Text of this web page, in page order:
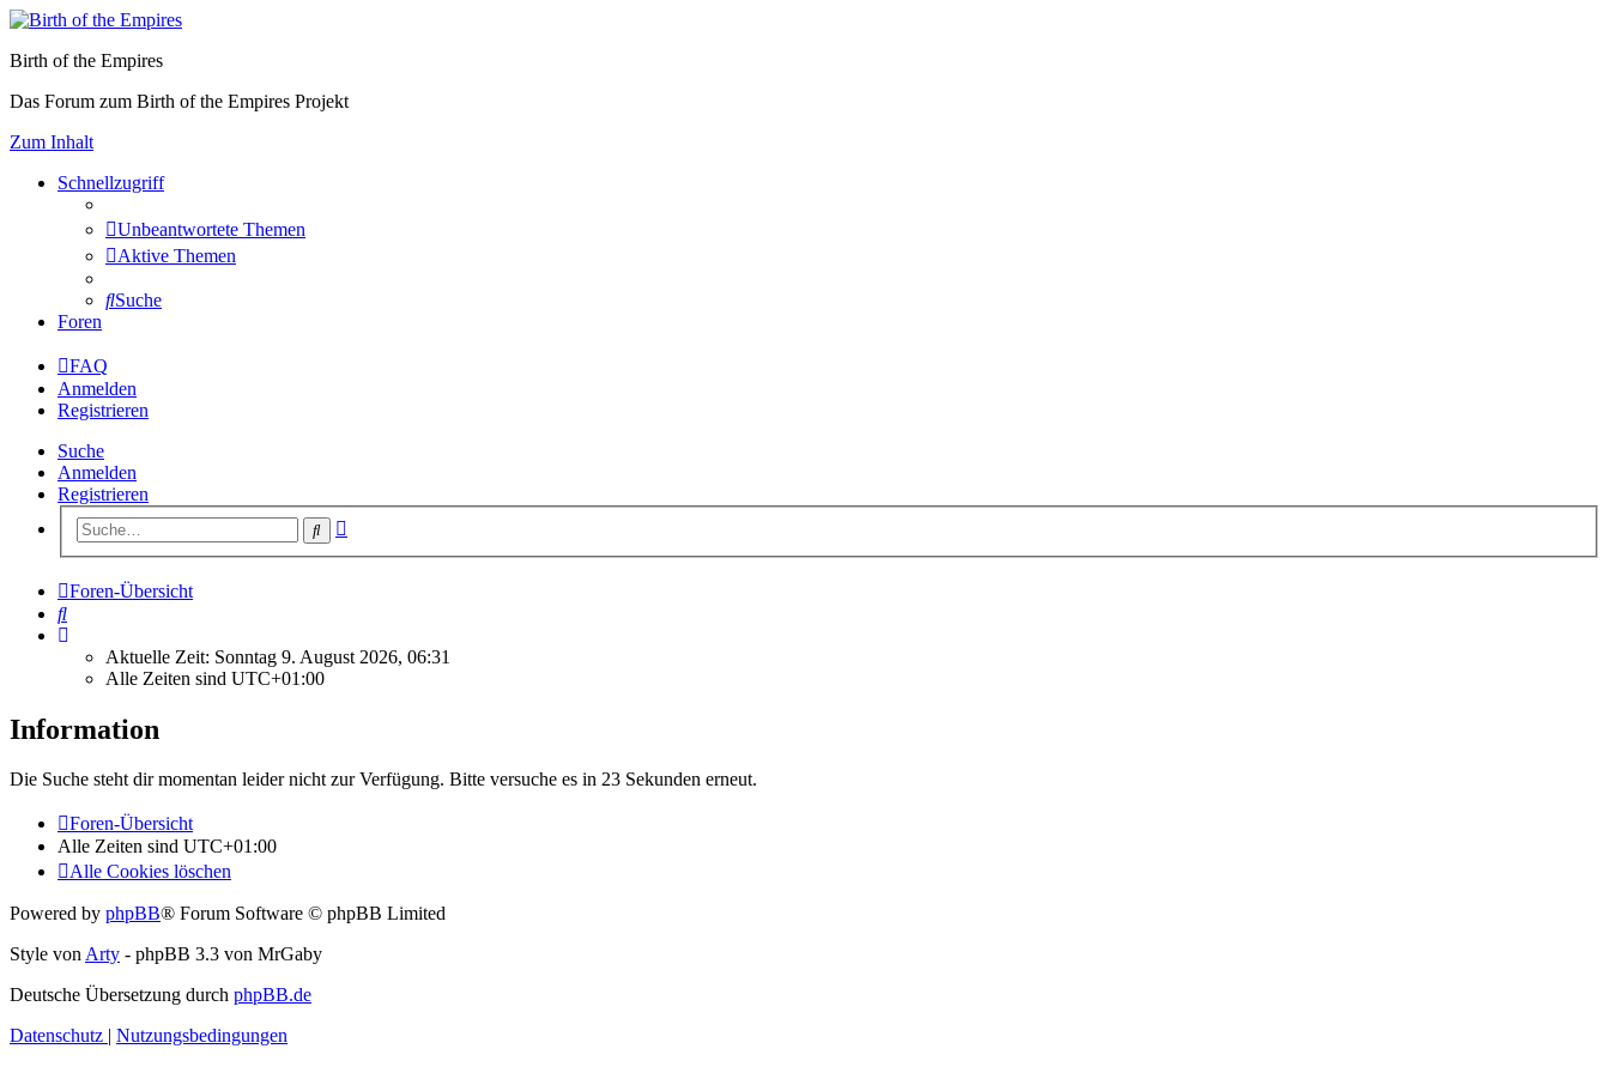
Birth of the Empires
Das Forum zum Birth of the Empires Projekt
Zum Inhalt
Schnellzugriff
Unbeantwortete Themen
Aktive Themen
Suche
Foren
FAQ
Anmelden
Registrieren
Suche
Anmelden
Registrieren
Suche
Foren-Übersicht
Suche
Aktuelle Zeit: Sonntag 9. August 2026, 06:31
Alle Zeiten sind UTC+01:00
Information
Die Suche steht dir momentan leider nicht zur Verfügung. Bitte versuche es in 23 Sekunden erneut.
Foren-Übersicht
Alle Zeiten sind UTC+01:00
Alle Cookies löschen
Powered by phpBB® Forum Software © phpBB Limited
Style vonArty - phpBB 3.3 von MrGaby
Deutsche Übersetzung durch phpBB.de
Datenschutz | Nutzungsbedingungen